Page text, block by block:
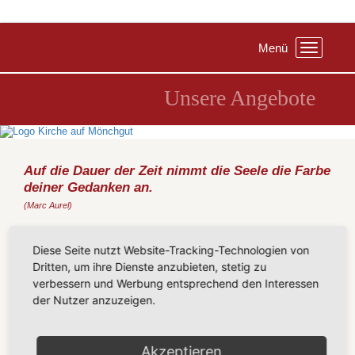
Toggle
Menü
Unsere Angebote
Auf die Dauer der Zeit nimmt die Seele die Farbe
deiner Gedanken an.
(Marc Aurel)
etwas, was mich beschwert, was mir auf der
Seeleliegt, was mich
traurigundhoffnungslosmacht. Und dann ist esfinster in
meiner Seele.
Gott aber will, dass es in uns nicht finster bleibt, sondern licht
wird. UnsereSeelesollheil und hell
Ein guter Weg ist, dass wir unsere Gedanken neue, andere
Diese Seite nutzt Website-Tracking-Technologien von
Dritten, um ihre Dienste anzubieten, stetig zu
verbessern und Werbung entsprechend den Interessen
der Nutzer anzuzeigen.
Akzeptieren